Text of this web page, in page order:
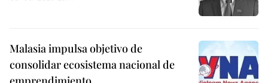
Malasia impulsa objetivo de
consolidar ecosistema nacional de